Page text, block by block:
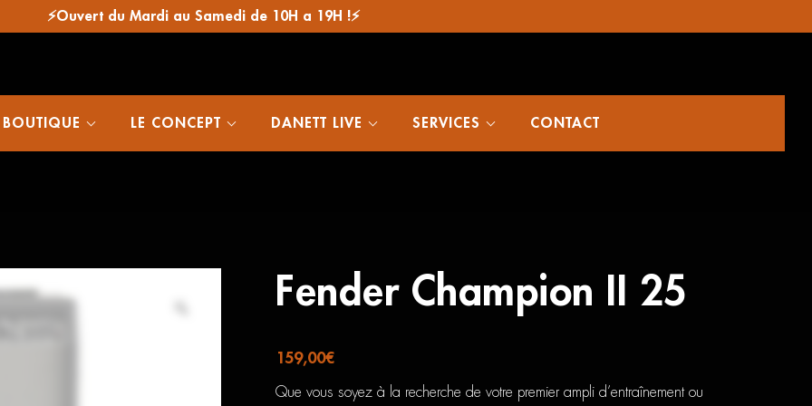
⚡Ouvert du Mardi au Samedi de 10H a 19H !⚡
LE CONCEPT DANETT LIVE SERVICES CONTACT
Fender Champion II 25
159,00€
Que vous soyez à la recherche de votre premier ampli d’entraînement ou